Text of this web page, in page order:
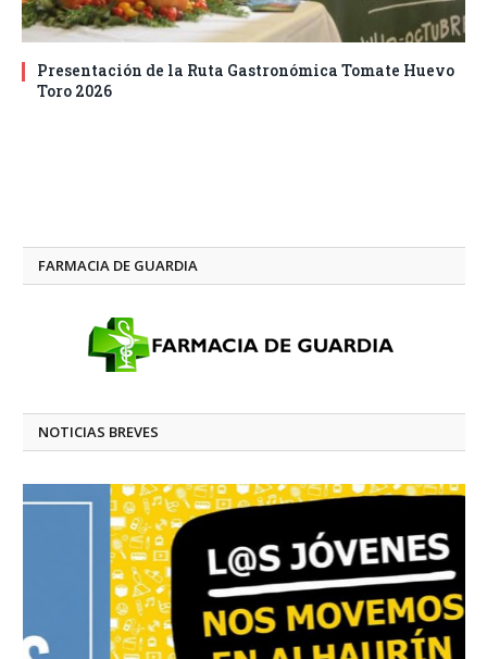
Presentación de la Ruta Gastronómica Tomate Huevo
Toro 2026
FARMACIA DE GUARDIA
NOTICIAS BREVES